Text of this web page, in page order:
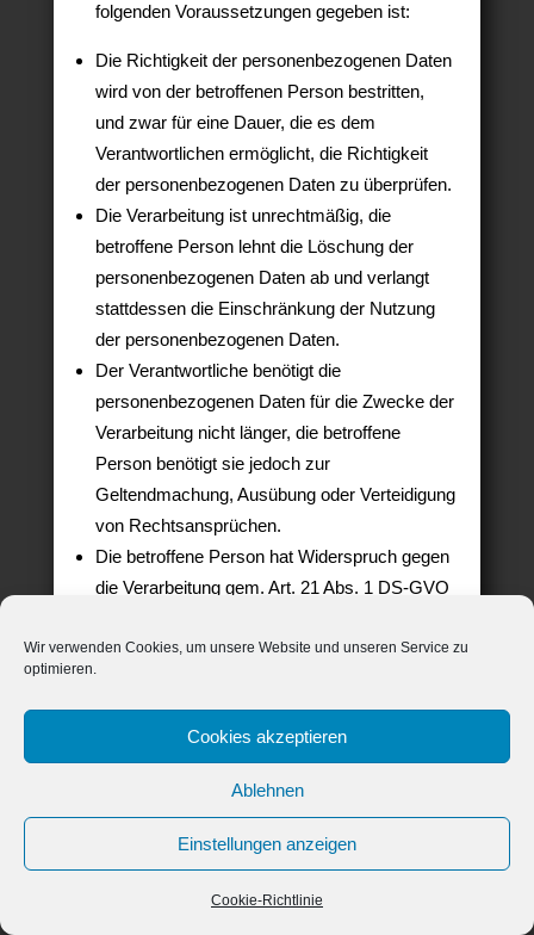
Wir verwenden Cookies, um unsere Website und unseren Service zu
optimieren.
Cookies akzeptieren
Ablehnen
Einstellungen anzeigen
Cookie-Richtlinie
folgenden Voraussetzungen gegeben ist:
Die Richtigkeit der personenbezogenen Daten
wird von der betroffenen Person bestritten,
und zwar für eine Dauer, die es dem
Verantwortlichen ermöglicht, die Richtigkeit
der personenbezogenen Daten zu überprüfen.
Die Verarbeitung ist unrechtmäßig, die
betroffene Person lehnt die Löschung der
personenbezogenen Daten ab und verlangt
stattdessen die Einschränkung der Nutzung
der personenbezogenen Daten.
Der Verantwortliche benötigt die
personenbezogenen Daten für die Zwecke der
Verarbeitung nicht länger, die betroffene
Person benötigt sie jedoch zur
Geltendmachung, Ausübung oder Verteidigung
von Rechtsansprüchen.
Die betroffene Person hat Widerspruch gegen
die Verarbeitung gem. Art. 21 Abs. 1 DS-GVO
berechtigten Gründe des Verantwortlichen
gegenüber denen der betroffenen Person
überwiegen.
Sofern eine der oben genannten
Voraussetzungen gegeben ist und eine
betroffene Person die Einschränkung von
personenbezogenen Daten, die bei der noform